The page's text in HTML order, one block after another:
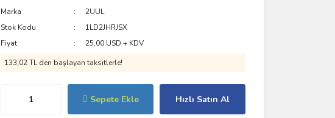
Marka
2UUL
Stok Kodu
1LD2JHRJSX
Fiyat
25,00 USD + KDV
133,02 TL den başlayan taksitlerle!
Sepete Ekle Hızlı Satın Al